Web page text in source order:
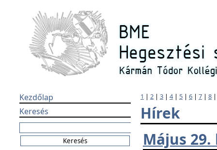
Kezdőlap
Keresés
1 | 2 | 3 | 4| 5 | 6 | 7 | 8
Hírek
Május